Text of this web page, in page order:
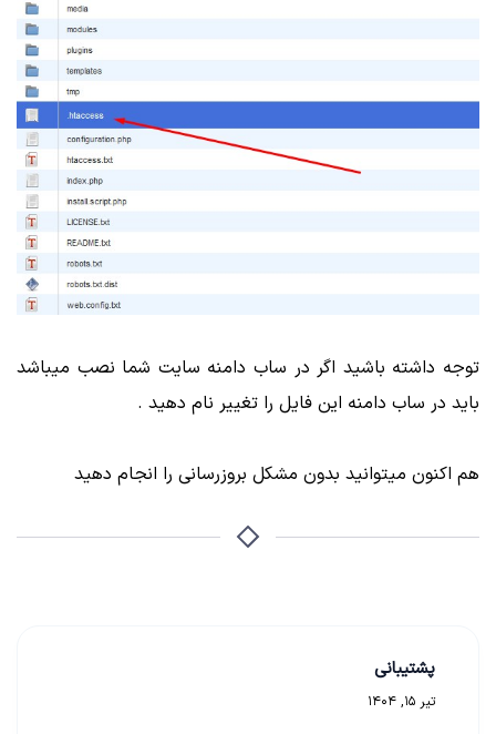
توجه داشته باشید اگر در ساب دامنه سایت شما نصب میباشد
باید در ساب دامنه این فایل را تغییر نام دهید .
هم اکنون میتوانید بدون مشکل بروزرسانی را انجام دهید
پشتیبانی
تیر 15, 1404